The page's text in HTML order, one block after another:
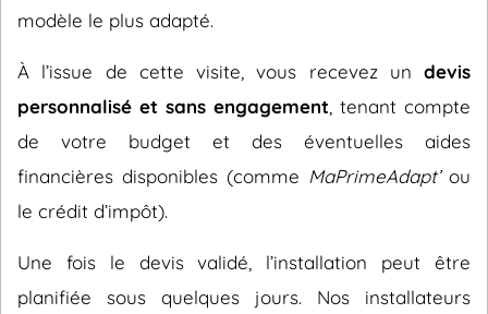
modèle le plus adapté.
À l’issue de cette visite, vous recevez un devis
personnalisé et sans engagement , tenant compte
de votre budget et des éventuelles aides
financières disponibles (comme MaPrimeAdapt’ou
le crédit d’impôt).
Une fois le devis validé, l’installation peut être
planifiée sous quelques jours. Nos installateurs